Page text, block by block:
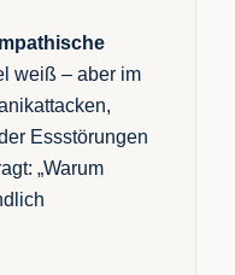
weiß – aber im
Essstörungen
„Warum